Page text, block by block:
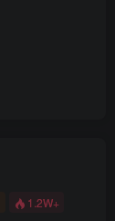
1.2W+